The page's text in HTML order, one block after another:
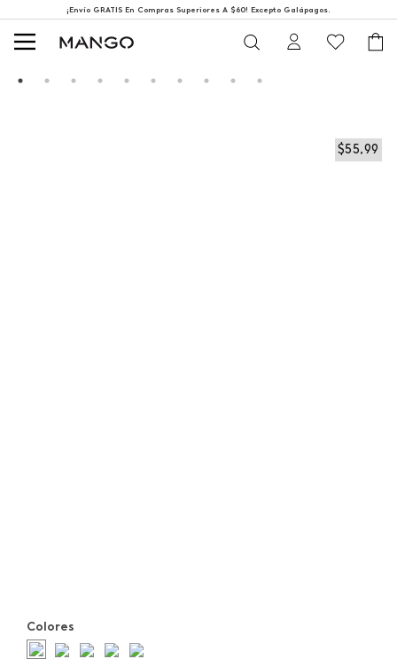
¡Envío GRATIS En Compras Superiores A $60! Excepto Galápagos.
$55,99
Colores